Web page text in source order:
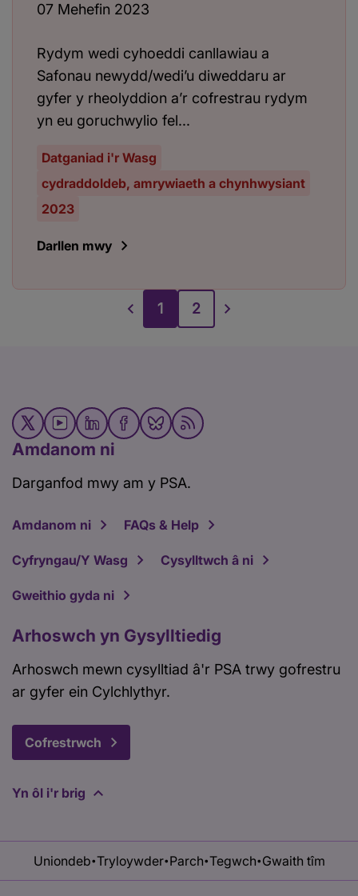
07 Mehefin 2023
Rydym wedi cyhoeddi canllawiau a
Safonau newydd/wedi’u diweddaru ar
gyfer y rheolyddion a’r cofrestrau rydym
yn eu goruchwylio fel...
Datganiad i'r Wasg
cydraddoldeb, amrywiaeth a chynhwysiant
2023
Darllen mwy
1 2
Amdanom ni
Darganfod mwy am y PSA.
Amdanom ni FAQs & Help
Cyfryngau/Y Wasg Cysylltwch â ni
Gweithio gyda ni
Arhoswch yn Gysylltiedig
Arhoswch mewn cysylltiad â'r PSA trwy gofrestru
ar gyfer ein Cylchlythyr.
Cofrestrwch
Yn ôl i'r brig
Uniondeb•Tryloywder• Parch•Tegwch• Gwaith tîm